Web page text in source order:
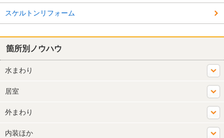
スケルトンリフォーム
箇所別ノウハウ
水まわり
居室
外まわり
内装ほか